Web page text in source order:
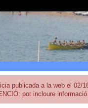
publicada a la web el 02/
pot incloure